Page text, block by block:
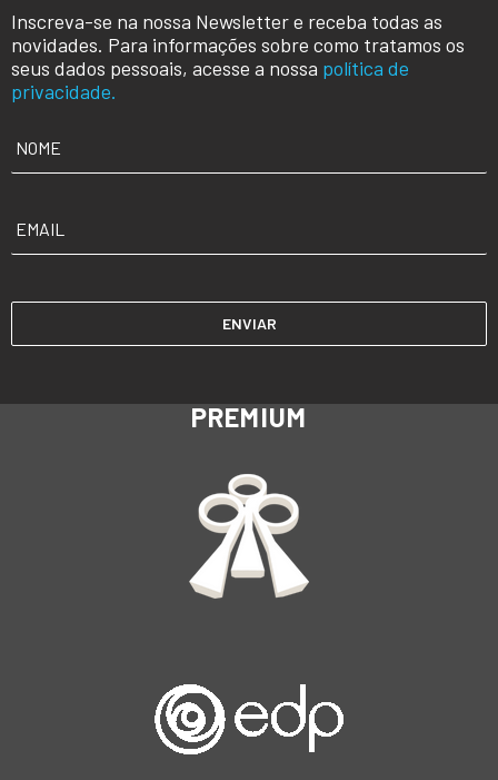
Inscreva-se na nossa Newsletter e receba todas as
novidades. Para informações sobre como tratamos os
seus dados pessoais, acesse a nossa política de
privacidade.
PREMIUM